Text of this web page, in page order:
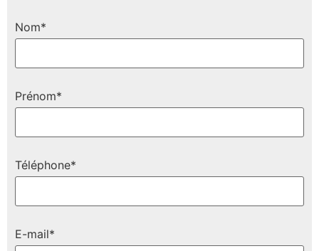
Nom*
Prénom*
Téléphone*
E-mail*